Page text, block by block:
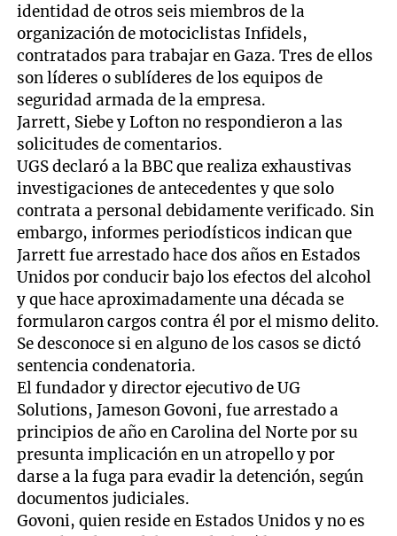
identidad de otros seis miembros de la
organización de motociclistas Infidels,
contratados para trabajar en Gaza. Tres de ellos
son líderes o sublíderes de los equipos de
seguridad armada de la empresa.
Jarrett, Siebe y Lofton no respondieron a las
solicitudes de comentarios.
UGS declaró a la BBC que realiza exhaustivas
investigaciones de antecedentes y que solo
contrata a personal debidamente verificado. Sin
embargo, informes periodísticos indican que
Jarrett fue arrestado hace dos años en Estados
Unidos por conducir bajo los efectos del alcohol
y que hace aproximadamente una década se
formularon cargos contra él por el mismo delito.
Se desconoce si en alguno de los casos se dictó
sentencia condenatoria.
El fundador y director ejecutivo de UG
Solutions, Jameson Govoni, fue arrestado a
principios de año en Carolina del Norte por su
presunta implicación en un atropello y por
darse a la fuga para evadir la detención, según
documentos judiciales.
Govoni, quien reside en Estados Unidos y no es